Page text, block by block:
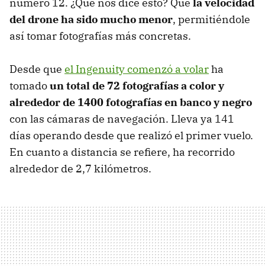
del drone ha sido mucho menor, permitiéndole
así tomar fotografías más concretas.
Desde que el Ingenuity comenzó a volarha
tomadoun total de 72 fotografías a color y
alrededor de 1400 fotografías en banco y negro
con las cámaras de navegación. Lleva ya 141
días operando desde que realizó el primer vuelo.
En cuanto a distancia se refiere, ha recorrido
alrededor de 2,7 kilómetros.